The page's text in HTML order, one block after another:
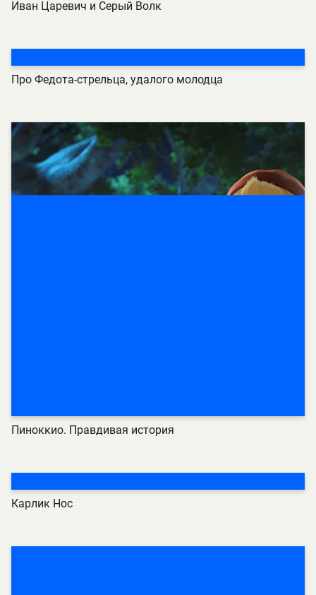
Иван Царевич и Серый Волк
Про Федота-стрельца, удалого молодца
Пиноккио. Правдивая история
Карлик Нос